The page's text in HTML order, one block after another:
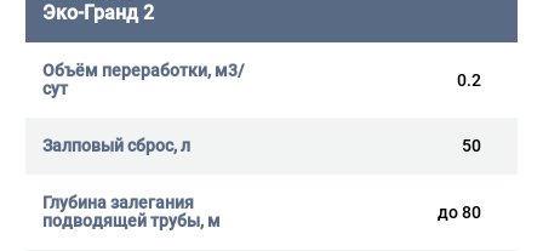
Эко-Гранд 2
0.2
50
до 80